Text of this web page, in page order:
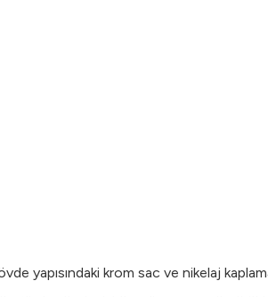
yapısındaki krom sac ve nikelaj